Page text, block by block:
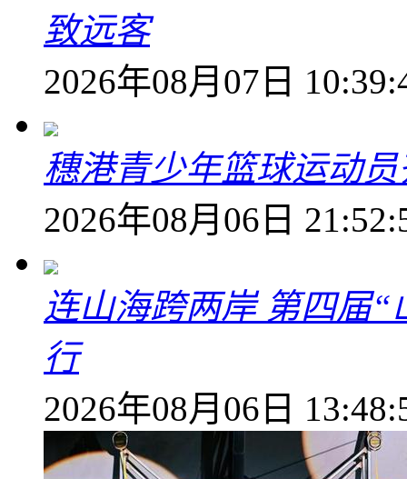
致远客
2026年08月07日
穗港青少年篮球运动
2026年08月06日
连山海跨两岸 第四届
行
2026年08月06日